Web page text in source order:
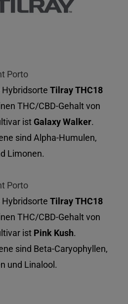
Porto
Tilray THC18
THC/CBD-Gehalt von
ist Galaxy Walker.
sind Alpha-Humulen,
Limonen.
Porto
Tilray THC18
THC/CBD-Gehalt von
ist Pink Kush.
sind Beta-Caryophyllen,
und Linalool.